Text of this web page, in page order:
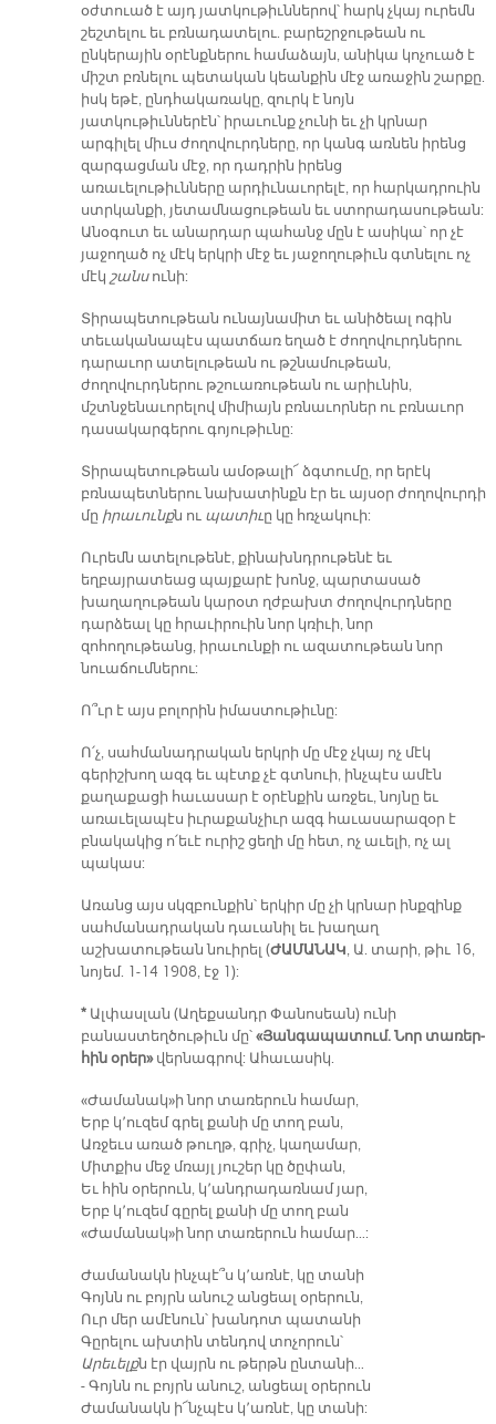
օժտուած է այդ յատկութիւններով՝ հարկ չկայ ուրեմն
շեշտելու եւ բռնադատելու. բարեշրջութեան ու
ընկերային օրէնքներու համաձայն, անիկա կոչուած է
միշտ բռնելու պետական կեանքին մէջ առաջին շարքը.
իսկ եթէ, ընդհակառակը, զուրկ է նոյն
յատկութիւններէն՝ իրաւունք չունի եւ չի կրնար
արգիլել միւս ժողովուրդները, որ կանգ առնեն իրենց
զարգացման մէջ, որ դադրին իրենց
առաւելութիւնները արդիւնաւորելէ, որ հարկադրուին
ստրկանքի, յետամնացութեան եւ ստորադասութեան:
Անօգուտ եւ անարդար պահանջ մըն է ասիկա՝ որ չէ
յաջողած ոչ մէկ երկրի մէջ եւ յաջողութիւն գտնելու ոչ
մէկ շանսունի:
Տիրապետութեան ունայնամիտ եւ անիծեալ ոգին
տեւականապէս պատճառ եղած է ժողովուրդներու
դարաւոր ատելութեան ու թշնամութեան,
ժողովուրդներու թշուառութեան ու արիւնին,
մշտնջենաւորելով միմիայն բռնաւորներ ու բռնաւոր
դասակարգերու գոյութիւնը:
Տիրապետութեան ամօթալի՜ ձգտումը, որ երէկ
բռնապետներու նախատինքն էր եւ այսօր ժողովուրդի
մը իրաւունքն ու պատիւը կը հռչակուի:
Ուրեմն ատելութենէ, քինախնդրութենէ եւ
եղբայրատեաց պայքարէ խոնջ, պարտասած
խաղաղութեան կարօտ ղժբախտ ժողովուրդները
դարձեալ կը հրաւիրուին նոր կռիւի, նոր
զոհողութեանց, իրաւունքի ու ազատութեան նոր
նուաճումներու:
Ո՞ւր է այս բոլորին իմաստութիւնը:
Ո՛չ, սահմանադրական երկրի մը մէջ չկայ ոչ մէկ
գերիշխող ազգ եւ պէտք չէ գտնուի, ինչպէս ամէն
քաղաքացի հաւասար է օրէնքին առջեւ, նոյնը եւ
առաւելապէս իւրաքանչիւր ազգ հաւասարազօր է
բնակակից ո՛եւէ ուրիշ ցեղի մը հետ, ոչ աւելի, ոչ ալ
պակաս:
Առանց այս սկզբունքին՝ երկիր մը չի կրնար ինքզինք
սահմանադրական դաւանիլ եւ խաղաղ
աշխատութեան նուիրել (ԺԱՄԱՆԱԿ, Ա. տարի, թիւ 16,
նոյեմ. 1-14 1908, էջ 1):
* Ալփասլան (Աղեքսանդր Փանոսեան) ունի
բանաստեղծութիւն մը՝«Յանգապատում. Նոր տառեր-
հին օրեր»վերնագրով: Ահաւասիկ.
«Ժամանակ»ի նոր տառերուն համար,
Երբ կ՚ուզեմ գրել քանի մը տող բան,
Առջեւս առած թուղթ, գրիչ, կաղամար,
Միտքիս մեջ մռայլ յուշեր կը ծըփան,
Եւ հին օրերուն, կ՚անդրադառնամ յար,
Երբ կ՚ուզեմ գըրել քանի մը տող բան
«Ժամանակ»ի նոր տառերուն համար…:
Ժամանակն ինչպէ՞ս կ՚առնէ, կը տանի
Գոյնն ու բոյրն անուշ անցեալ օրերուն,
Ուր մեր ամէնուն՝ խանդոտ պատանի
Գըրելու ախտին տենդով տոչորուն՝
Արեւելքն էր վայրն ու թերթն ընտանի…
- Գոյնն ու բոյրն անուշ, անցեալ օրերուն
Ժամանակն ի՜նչպէս կ՚առնէ, կը տանի: